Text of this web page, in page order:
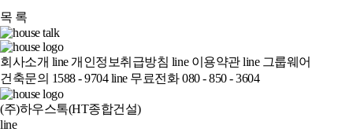
목 록
회사소개 line 개인정보취급방침 line 이용약관 line 그룹웨어
건축문의 1588 - 9704line무료전화 080 - 850 - 3604
(주)하우스톡(HT종합건설)
line